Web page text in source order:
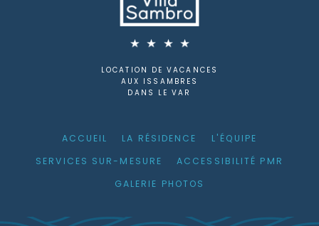
LOCATION DE VACANCES
AUX ISSAMBRES
DANS LE VAR
ACCUEIL LA RÉSIDENCE
L'ÉQUIPE
SERVICES SUR-MESURE
ACCESSIBILITÉ PMR
GALERIE PHOTOS